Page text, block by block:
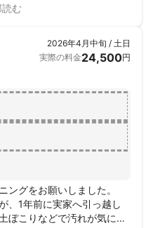
2026年4月中旬 / 土日
実際の料金24,500円
ングをお願いしました。
、1年前に実家へ引っ越し
ぼこりなどで汚れが気にな